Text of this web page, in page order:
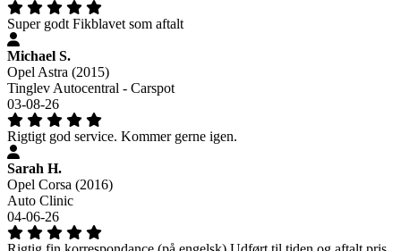
Super godt Fikblavet som aftalt
Michael S.
Opel Astra (2015)
Tinglev Autocentral - Carspot
03-08-26
Rigtigt god service. Kommer gerne igen.
Sarah H.
Opel Corsa (2016)
Auto Clinic
04-06-26